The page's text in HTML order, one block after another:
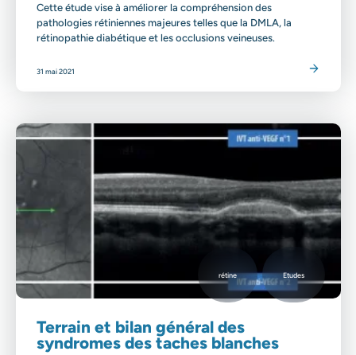
Cette étude vise à améliorer la compréhension des
pathologies rétiniennes majeures telles que la DMLA, la
rétinopathie diabétique et les occlusions veineuses.
31 mai 2021
Etudes
rétine
Terrain et bilan général des
syndromes des taches blanches